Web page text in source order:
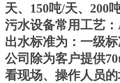
天、150吨/天、200
污水设备常用工艺
出水标准为：一级
公司除为客户提供
看现场、操作人员